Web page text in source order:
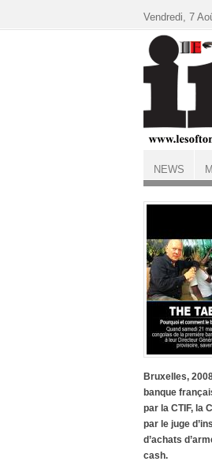
ACCUEIL
Bruxelles,
banque
par la CTIF, la
par le juge
d’achats
cash.
Vendredi, 7
NEWS